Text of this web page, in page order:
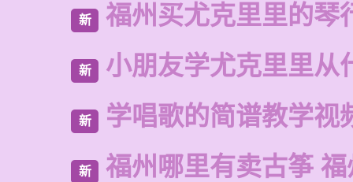
新 福州买尤克里里的琴
新 小朋友学尤克里里从
新 学唱歌的简谱教学视
新 福州哪里有卖古筝